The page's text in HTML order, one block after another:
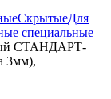
СкрытыеДля
специальные
СТАНДАРТ-
3мм),